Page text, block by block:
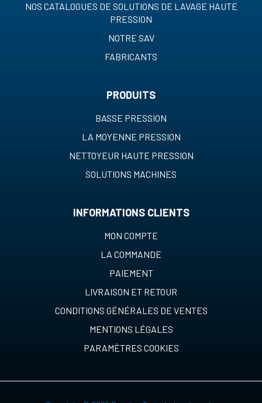
NOS CATALOGUES DE SOLUTIONS DE LAVAGE HAUTE
PRESSION
NOTRE SAV
FABRICANTS
PRODUITS
BASSE PRESSION
LA MOYENNE PRESSION
NETTOYEUR HAUTE PRESSION
SOLUTIONS MACHINES
INFORMATIONS CLIENTS
MON COMPTE
LA COMMANDE
PAIEMENT
LIVRAISON ET RETOUR
CONDITIONS GÉNÉRALES DE VENTES
MENTIONS LÉGALES
PARAMÈTRES COOKIES